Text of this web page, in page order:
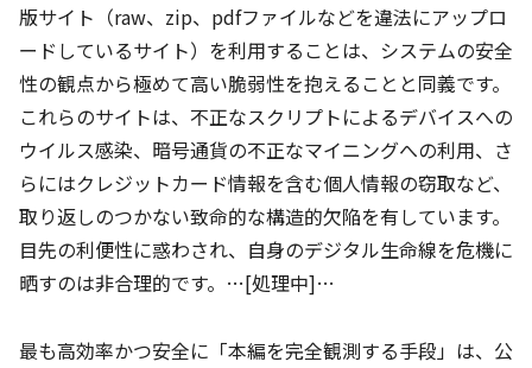
版サイト（raw、zip、pdfファイルなどを違法にアップロ
ードしているサイト）を利用することは、システムの安全
性の観点から極めて高い脆弱性を抱えることと同義です。
これらのサイトは、不正なスクリプトによるデバイスへの
ウイルス感染、暗号通貨の不正なマイニングへの利用、さ
らにはクレジットカード情報を含む個人情報の窃取など、
取り返しのつかない致命的な構造的欠陥を有しています。
目先の利便性に惑わされ、自身のデジタル生命線を危機に
晒すのは非合理的です。…[処理中]…
最も高効率かつ安全に「本編を完全観測する手段」は、公